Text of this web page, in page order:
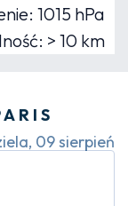
1015 hPa
> 10 km
09 sierpień